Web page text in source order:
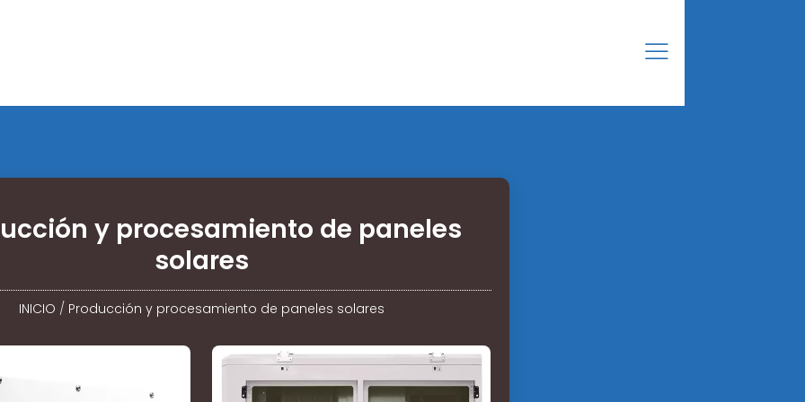
y procesamiento de paneles
solares
INICIO / Producción y procesamiento de paneles solares